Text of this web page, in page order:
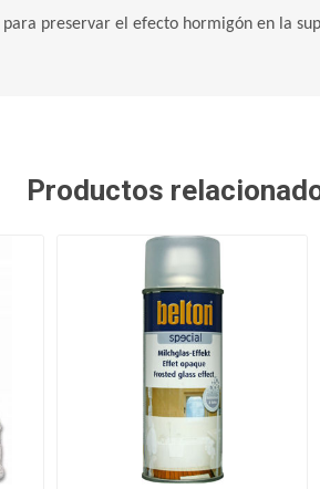
para preservar el efecto hormigón en la
Productos